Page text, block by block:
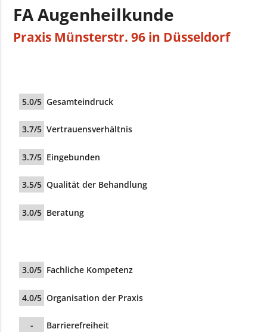
FA Augenheilkunde
Praxis Münsterstr. 96 in Düsseldorf
5.0/5 Gesamteindruck
3.7/5 Vertrauensverhältnis
3.7/5 Eingebunden
3.5/5 Qualität der Behandlung
3.0/5 Beratung
3.0/5 Fachliche Kompetenz
4.0/5 Organisation der Praxis
- Barrierefreiheit